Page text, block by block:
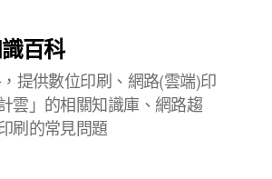
百科
提供數位印刷、網路(雲端)印
雲」的相關知識庫、網路趨
刷的常見問題